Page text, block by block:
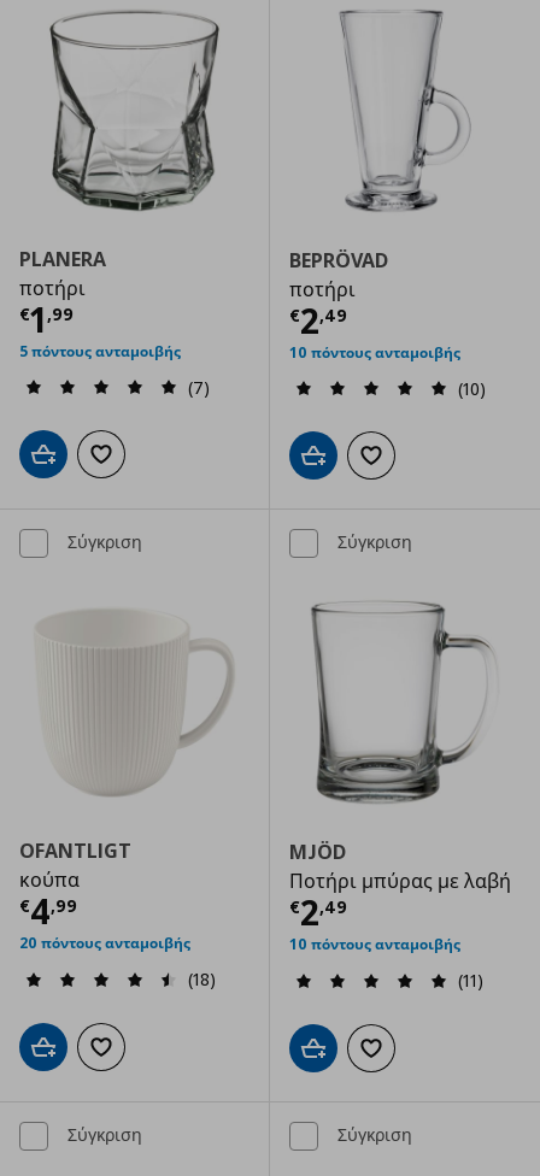
PLANERA
ποτήρι
€1 ,99
Τρέχουσα τιμή € 1,99
5 πόντους ανταμοιβής
(7)
Προσθήκη στο καλάθι
Προσθήκη στα αγαπημένα
BEPRÖVAD
ποτήρι
€2,49
Τρέχουσα
10 πόντους ανταμοιβής
(10)
Προσθήκη στο καλάθι
Προσθήκη στα
Σύγκριση
OFANTLIGT
κούπα
€4,99
Τρέχουσα τιμή € 4,99
20 πόντους ανταμοιβής
(18)
Προσθήκη στο καλάθι
Προσθήκη στα αγαπημένα
Σύγκριση
MJÖD
Ποτήρι μπύρας με λαβή
€2,49
Τρέχουσα
10 πόντους ανταμοιβής
(11)
Προσθήκη στο καλάθι
Προσθήκη στα
Σύγκριση Σύγκριση